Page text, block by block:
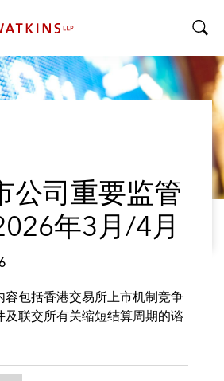
g
公司重要监管
年3月/4月
容包括香港交易所上市机制竞争
及联交所有关缩短结算周期的谘